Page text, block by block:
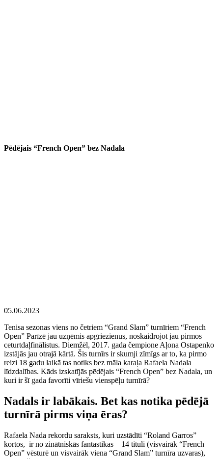
Pēdējais “French Open” bez Nadala
05.06.2023
Tenisa sezonas viens no četriem “Grand Slam” turnīriem “French
Open” Parīzē jau uzņēmis apgriezienus, noskaidrojot jau pirmos
ceturtdaļfinālistus. Diemžēl, 2017. gada čempione Aļona Ostapenko
izstājās jau otrajā kārtā. Šis turnīrs ir skumji zīmīgs ar to, ka pirmo
reizi 18 gadu laikā tas notiks bez māla karaļa Rafaela Nadala
līdzdalības. Kāds izskatījās pēdējais “French Open” bez Nadala, un
kuri ir šī gada favorīti vīriešu vienspēļu turnīrā?
Nadals ir labākais. Bet kas notika pēdējā
turnīrā pirms viņa ēras?
Rafaela Nada rekordu saraksts, kuri uzstādīti “Roland Garros”
kortos, ir no zinātniskās fantastikas – 14 tituli (visvairāk “French
Open” vēsturē un visvairāk viena “Grand Slam” turnīra uzvaras),